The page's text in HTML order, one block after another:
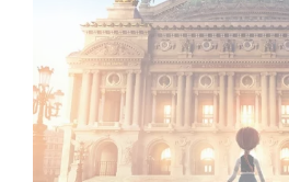
Gaumont et Good Hero